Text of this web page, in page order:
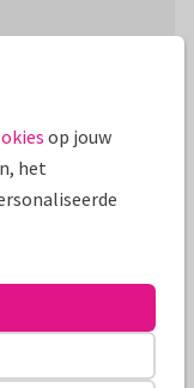
grappig hondje en
ligt. Proost
op jouw
het